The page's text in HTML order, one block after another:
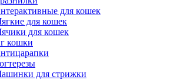
для кошек
для кошек
для кошек
кошки
для стрижки